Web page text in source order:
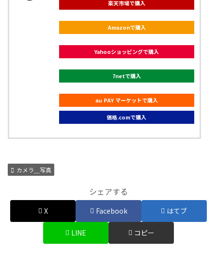
楽天市場で購入
Amazonで購入
Yahooショッピングで購入
7netで購入
au PAY マーケットで購入
価格.comで購入
カメラ＿写真
シェアする
X Facebook はてブ
LINE コピー